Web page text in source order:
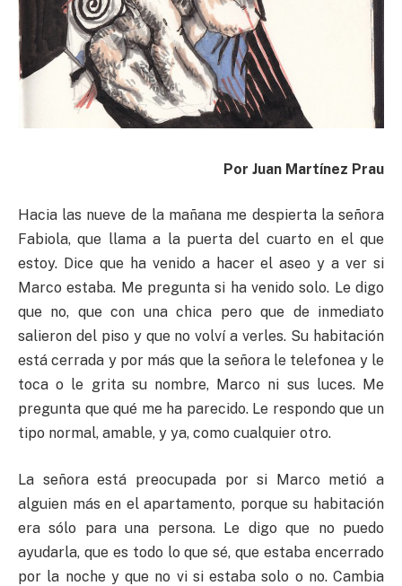
Por Juan Martínez Prau
Hacia las nueve de la mañana me despierta la señora
Fabiola, que llama a la puerta del cuarto en el que
estoy. Dice que ha venido a hacer el aseo y a ver si
Marco estaba. Me pregunta si ha venido solo. Le digo
que no, que con una chica pero que de inmediato
salieron del piso y que no volví a verles. Su habitación
está cerrada y por más que la señora le telefonea y le
toca o le grita su nombre, Marco ni sus luces. Me
pregunta que qué me ha parecido. Le respondo que un
tipo normal, amable, y ya, como cualquier otro.
La señora está preocupada por si Marco metió a
alguien más en el apartamento, porque su habitación
era sólo para una persona. Le digo que no puedo
ayudarla, que es todo lo que sé, que estaba encerrado
por la noche y que no vi si estaba solo o no. Cambia